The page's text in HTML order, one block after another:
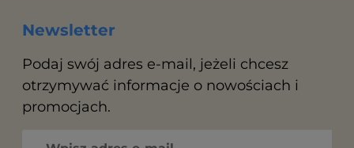
Newsletter
Podaj swój adres e-mail, jeżeli chcesz
otrzymywać informacje o nowościach i
promocjach.